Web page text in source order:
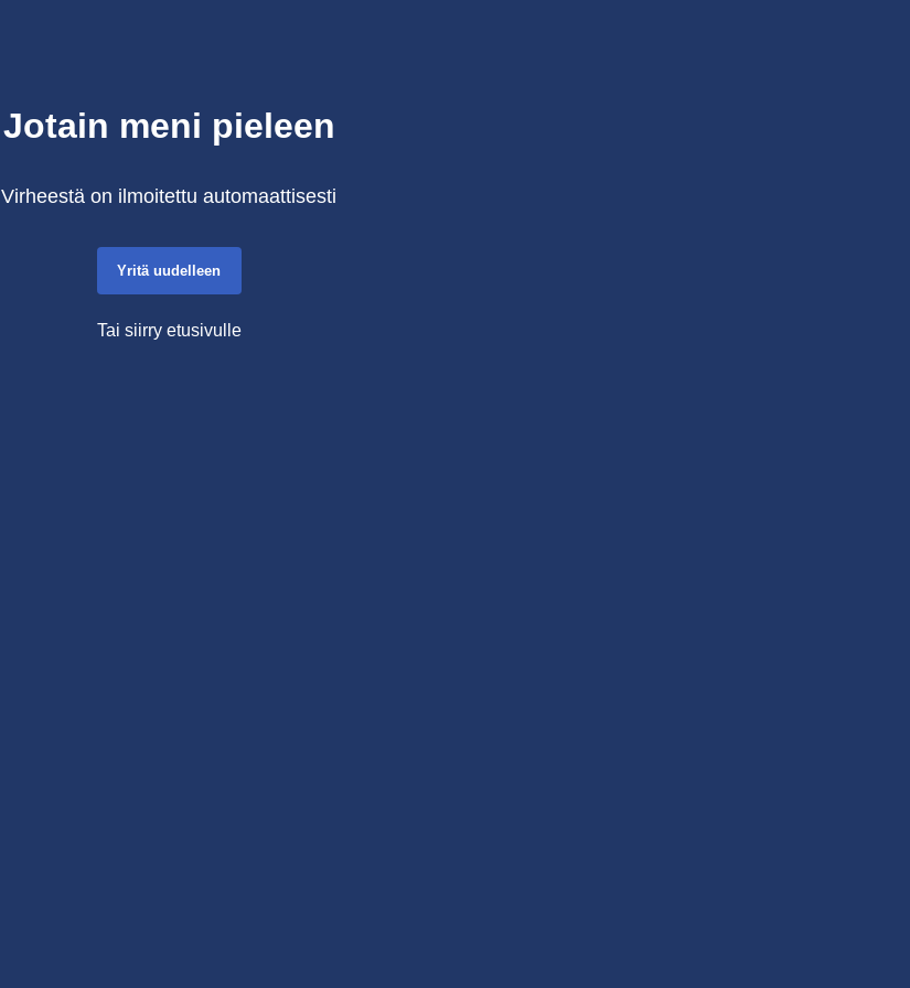
Jotain meni pieleen
Virheestä on ilmoitettu automaattisesti
Yritä uudelleen
Tai siirry etusivulle